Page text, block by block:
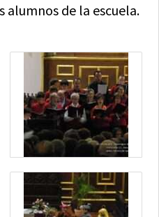
de la escuela.